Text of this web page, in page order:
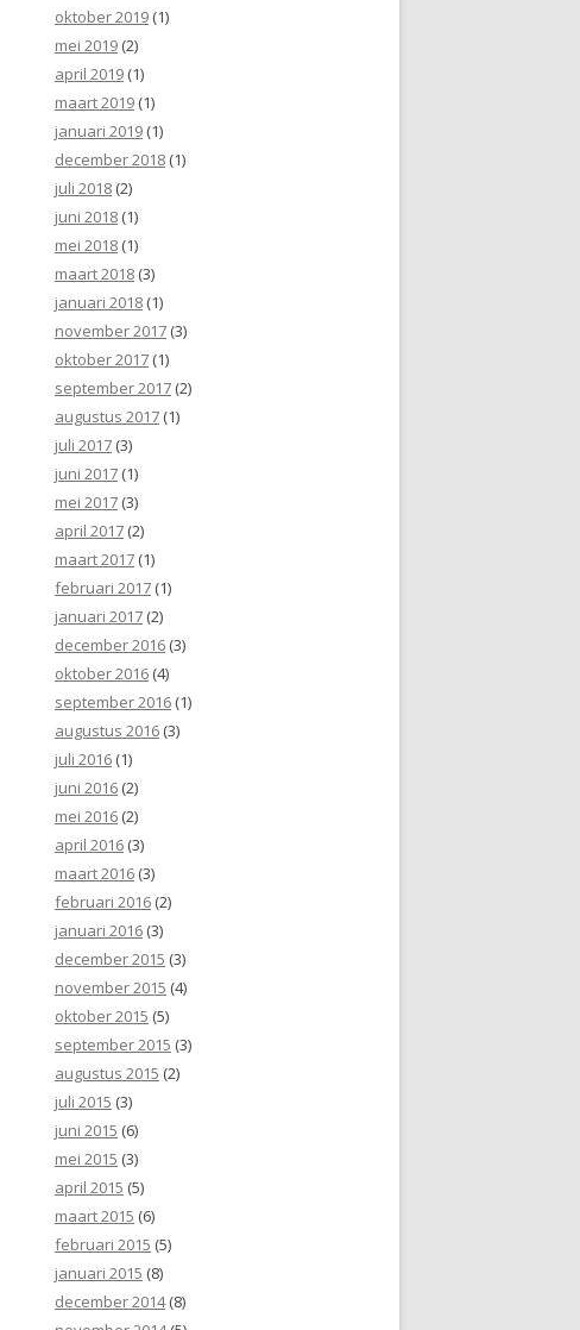
oktober 2019 (1)
mei 2019 (2)
april 2019 (1)
maart 2019 (1)
januari 2019 (1)
december 2018 (1)
juli 2018 (2)
juni 2018 (1)
mei 2018 (1)
maart 2018 (3)
januari 2018 (1)
november 2017 (3)
oktober 2017 (1)
september 2017 (2)
augustus 2017 (1)
juli 2017 (3)
juni 2017 (1)
mei 2017 (3)
april 2017 (2)
maart 2017 (1)
februari 2017 (1)
januari 2017 (2)
december 2016 (3)
oktober 2016 (4)
september 2016 (1)
augustus 2016 (3)
juli 2016 (1)
juni 2016 (2)
mei 2016 (2)
april 2016 (3)
maart 2016 (3)
februari 2016 (2)
januari 2016 (3)
december 2015 (3)
november 2015 (4)
oktober 2015 (5)
september 2015 (3)
augustus 2015 (2)
juli 2015 (3)
juni 2015 (6)
mei 2015 (3)
april 2015 (5)
maart 2015 (6)
februari 2015 (5)
januari 2015 (8)
december 2014(8)